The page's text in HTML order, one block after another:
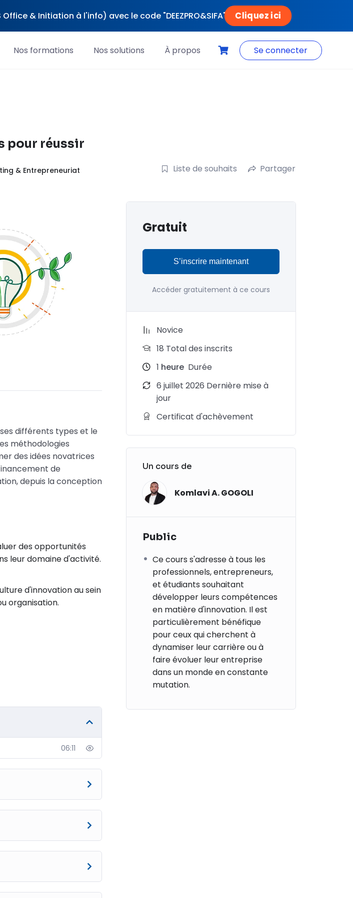
& Initiation à l'info) avec le code "DEEZPRO&SIFA" Cliquez ici
Nos formations Nos solutions À propos Se connecter
pour réussir
& Entrepreneuriat Liste de souhaits Partager
différents types et le
méthodologies
des idées novatrices
de
depuis la conception
des opportunités
leur domaine d'activité.
d'innovation au sein
organisation.
06:11
Gratuit
S’inscrire maintenant
Accéder gratuitement à ce cours
Novice
18 Total des inscrits
1 heure Durée
6 juillet 2026 Dernière mise à
jour
Certificat d'achèvement
Un cours de
Komlavi A. GOGOLI
Public
Ce cours s'adresse à tous les
professionnels, entrepreneurs,
et étudiants souhaitant
développer leurs compétences
en matière d'innovation. Il est
particulièrement bénéfique
pour ceux qui cherchent à
dynamiser leur carrière ou à
faire évoluer leur entreprise
dans un monde en constante
mutation.